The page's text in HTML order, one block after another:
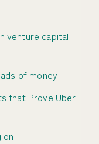
venture capital —
of money
that Prove Uber
on